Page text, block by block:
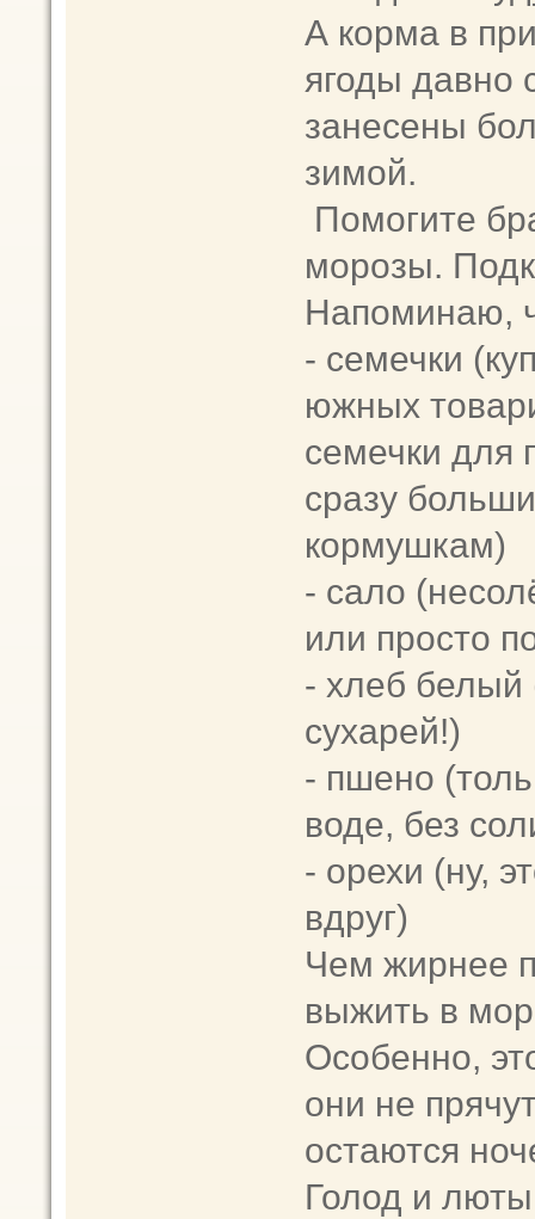
А корма в
ягоды давно
занесены
зимой.
Помогите
морозы.
Напоминаю,
- семечки
южных
семечки для
сразу
кормушкам)
- сало
или просто
- хлеб белый
сухарей!)
- пшено
воде, без
- орехи (ну,
вдруг)
Чем жирнее
выжить в
Особенно,
они не
остаются
Голод и